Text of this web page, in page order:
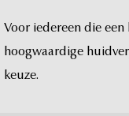
Voor iedereen die een
hoogwaardige
keuze.